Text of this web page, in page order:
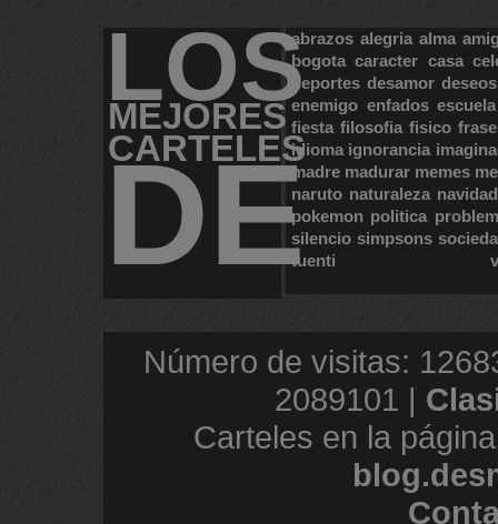
LOS
MEJORES
CARTELES
DE
abrazos alegria alma
bogota caracter casa
deportes desamor deseos
enemigo enfados escuela
fiesta filosofia fisico
idioma ignorancia
madre madurar memes
naruto naturaleza navidad
pokemon politica
silencio simpsons
tuenti
Número de visitas:
2089101 |
Carteles en la